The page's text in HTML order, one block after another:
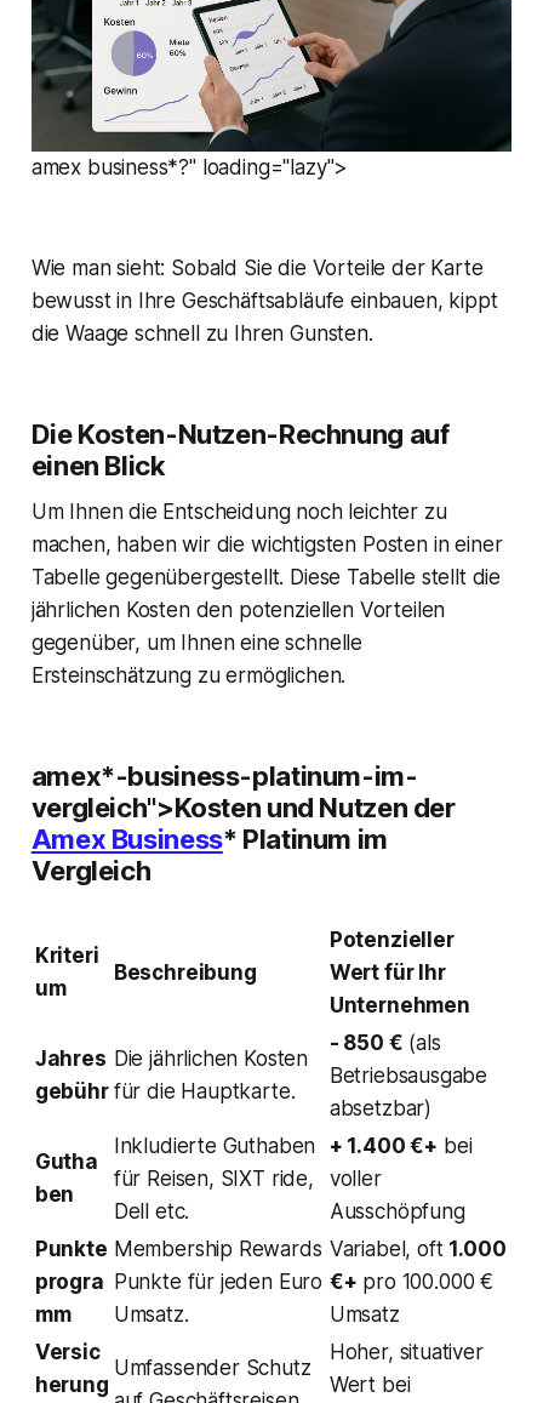
amex business*?" loading="lazy">
Wie man sieht: Sobald Sie die Vorteile der Karte
bewusst in Ihre Geschäftsabläufe einbauen, kippt
die Waage schnell zu Ihren Gunsten.
Die Kosten-Nutzen-Rechnung auf
einen Blick
Um Ihnen die Entscheidung noch leichter zu
machen, haben wir die wichtigsten Posten in einer
Tabelle gegenübergestellt. Diese Tabelle stellt die
jährlichen Kosten den potenziellen Vorteilen
gegenüber, um Ihnen eine schnelle
Ersteinschätzung zu ermöglichen.
amex*-business-platinum-im-
vergleich">Kosten und Nutzen der
Amex Business* Platinum im
Vergleich
Kriteri
um
Beschreibung
Potenzieller
Wert für Ihr
Unternehmen
Jahres
gebühr
Die jährlichen Kosten
für die Hauptkarte.
- 850 € (als
Betriebsausgabe
absetzbar)
Gutha
ben
Inkludierte Guthaben
für Reisen, SIXT ride,
Dell etc.
+ 1.400 €+ bei
voller
Ausschöpfung
Punkte
progra
mm
Membership Rewards
Punkte für jeden Euro
Umsatz.
Variabel, oft 1.000
€+ pro 100.000 €
Umsatz
Versic
herung
Umfassender Schutz
Hoher, situativer
Wert bei